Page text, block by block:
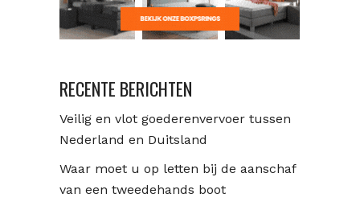
RECENTE BERICHTEN
Veilig en vlot goederenvervoer tussen
Nederland en Duitsland
Waar moet u op letten bij de aanschaf
van een tweedehands boot